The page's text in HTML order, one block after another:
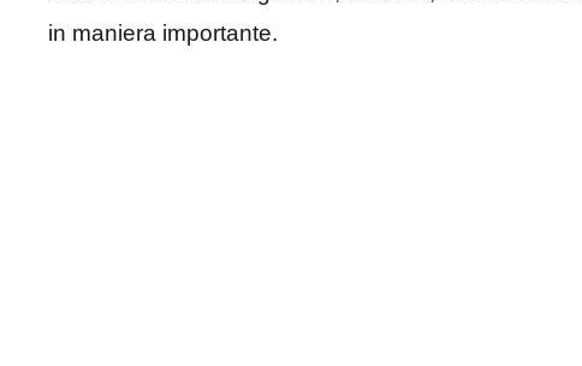
in maniera importante.